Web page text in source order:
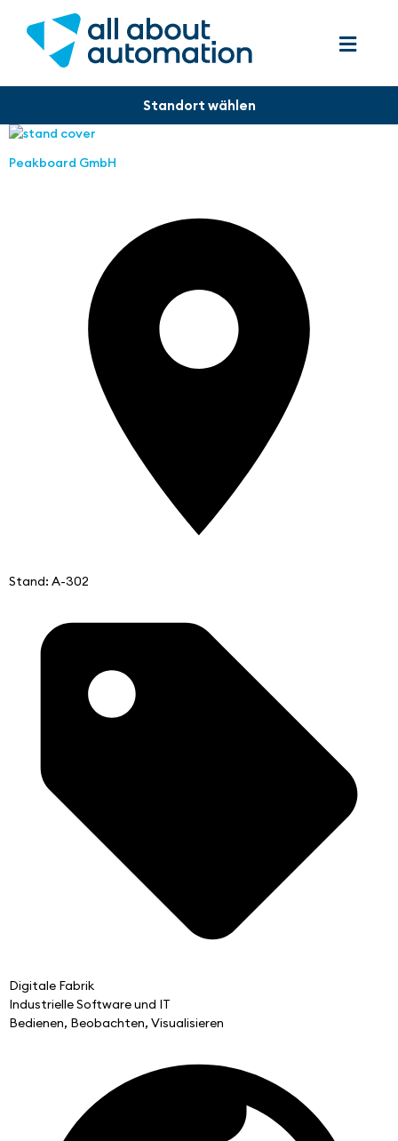
Peakboard GmbH
Stand: A-302
Digitale Fabrik
Industrielle Software und IT
Bedienen, Beobachten, Visualisieren